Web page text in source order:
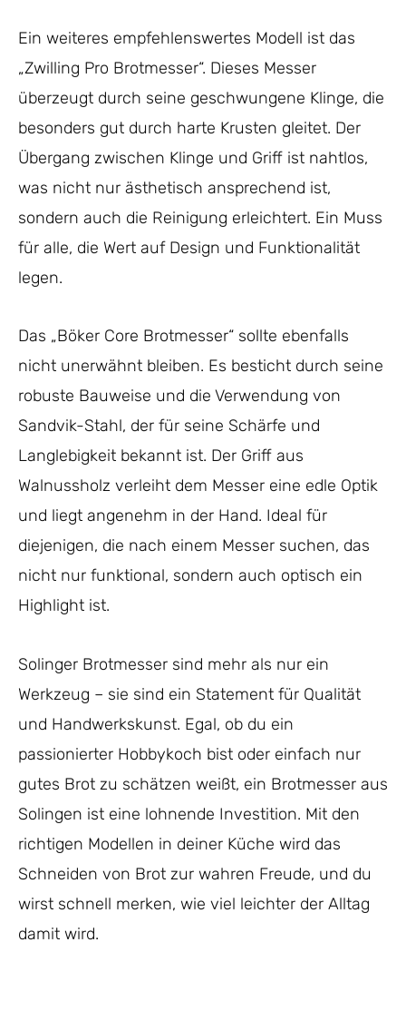
Ein weiteres empfehlenswertes Modell ist das
„Zwilling Pro Brotmesser“. Dieses Messer
überzeugt durch seine geschwungene Klinge, die
besonders gut durch harte Krusten gleitet. Der
Übergang zwischen Klinge und Griff ist nahtlos,
was nicht nur ästhetisch ansprechend ist,
sondern auch die Reinigung erleichtert. Ein Muss
für alle, die Wert auf Design und Funktionalität
legen.
Das „Böker Core Brotmesser“ sollte ebenfalls
nicht unerwähnt bleiben. Es besticht durch seine
robuste Bauweise und die Verwendung von
Sandvik-Stahl, der für seine Schärfe und
Langlebigkeit bekannt ist. Der Griff aus
Walnussholz verleiht dem Messer eine edle Optik
und liegt angenehm in der Hand. Ideal für
diejenigen, die nach einem Messer suchen, das
nicht nur funktional, sondern auch optisch ein
Highlight ist.
Solinger Brotmesser sind mehr als nur ein
Werkzeug – sie sind ein Statement für Qualität
und Handwerkskunst. Egal, ob du ein
passionierter Hobbykoch bist oder einfach nur
gutes Brot zu schätzen weißt, ein Brotmesser aus
Solingen ist eine lohnende Investition. Mit den
richtigen Modellen in deiner Küche wird das
Schneiden von Brot zur wahren Freude, und du
wirst schnell merken, wie viel leichter der Alltag
damit wird.